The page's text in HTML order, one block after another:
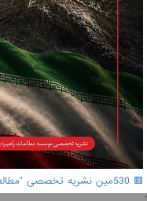
🟥 530مین نشریه تخصصی "مطالعات شرق" منتشر شد.